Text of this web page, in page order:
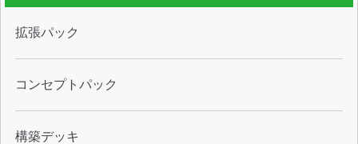
拡張パック
コンセプトパック
構築デッキ